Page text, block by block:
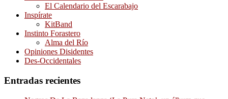
El Calendario del Escarabajo
Inspírate
KitBand
Instinto Forastero
Alma del Río
Opiniones Disidentes
Des-Occidentales
Entradas recientes